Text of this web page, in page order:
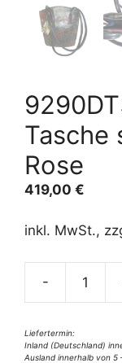
Tasche
Rose
419,00 €
inkl. MwSt.,
-
Liefertermin:
Inland (Deutschland)
Ausland innerhalb von 5
e
r